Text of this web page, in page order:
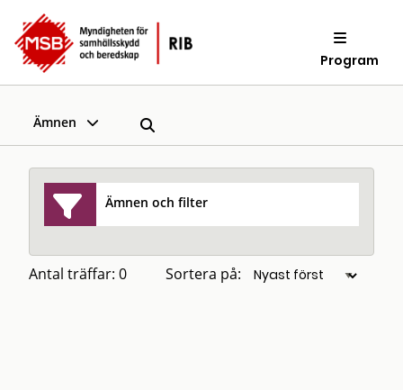
Program
Ämnen
Ämnen och filter
Antal träffar: 0 Sortera på: